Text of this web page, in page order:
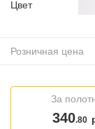
Цвет
Розничная цена
За
340.80